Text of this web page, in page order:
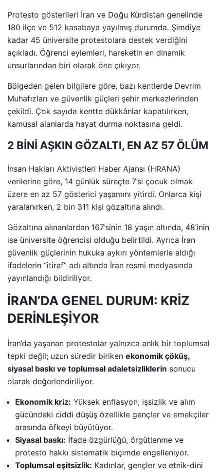
Protesto gösterileri İran ve Doğu Kürdistan genelinde
180 ilçe ve 512 kasabaya yayılmış durumda. Şimdiye
kadar 45 üniversite protestolara destek verdiğini
açıkladı. Öğrenci eylemleri, hareketin en dinamik
unsurlarından biri olarak öne çıkıyor.
Bölgeden gelen bilgilere göre, bazı kentlerde Devrim
Muhafızları ve güvenlik güçleri şehir merkezlerinden
çekildi. Çok sayıda kentte dükkânlar kapatılırken,
kamusal alanlarda hayat durma noktasına geldi.
2 BİNİ AŞKIN GÖZALTI, EN AZ 57 ÖLÜM
İnsan Hakları Aktivistleri Haber Ajansı (HRANA)
verilerine göre, 14 günlük süreçte 7’si çocuk olmak
üzere en az 57 gösterici yaşamını yitirdi. Onlarca kişi
yaralanırken, 2 bin 311 kişi gözaltına alındı.
Gözaltına alınanlardan 167’sinin 18 yaşın altında, 48’inin
ise üniversite öğrencisi olduğu belirtildi. Ayrıca İran
güvenlik güçlerinin hukuka aykırı yöntemlerle aldığı
ifadelerin “itiraf” adı altında İran resmi medyasında
yayınlandığı bildiriliyor.
İRAN’DA GENEL DURUM: KRİZ
DERİNLEŞİYOR
İran’da yaşanan protestolar yalnızca anlık bir toplumsal
tepki değil; uzun süredir biriken ekonomik çöküş,
siyasal baskı ve toplumsal adaletsizliklerin sonucu
olarak değerlendiriliyor.
Ekonomik kriz: Yüksek enflasyon, işsizlik ve alım
gücündeki ciddi düşüş özellikle gençler ve emekçiler
arasında öfkeyi büyütüyor.
Siyasal baskı: İfade özgürlüğü, örgütlenme ve
protesto hakkı sistematik biçimde engelleniyor.
Toplumsal eşitsizlik: Kadınlar, gençler ve etnik-dini